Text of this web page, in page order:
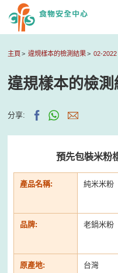
主頁 違規樣本的檢測結果 02-2022
違規樣本的檢測
分享:
預先包裝米粉
產品名稱: 純米米粉
品牌: 老鍋米粉
原產地: 台灣